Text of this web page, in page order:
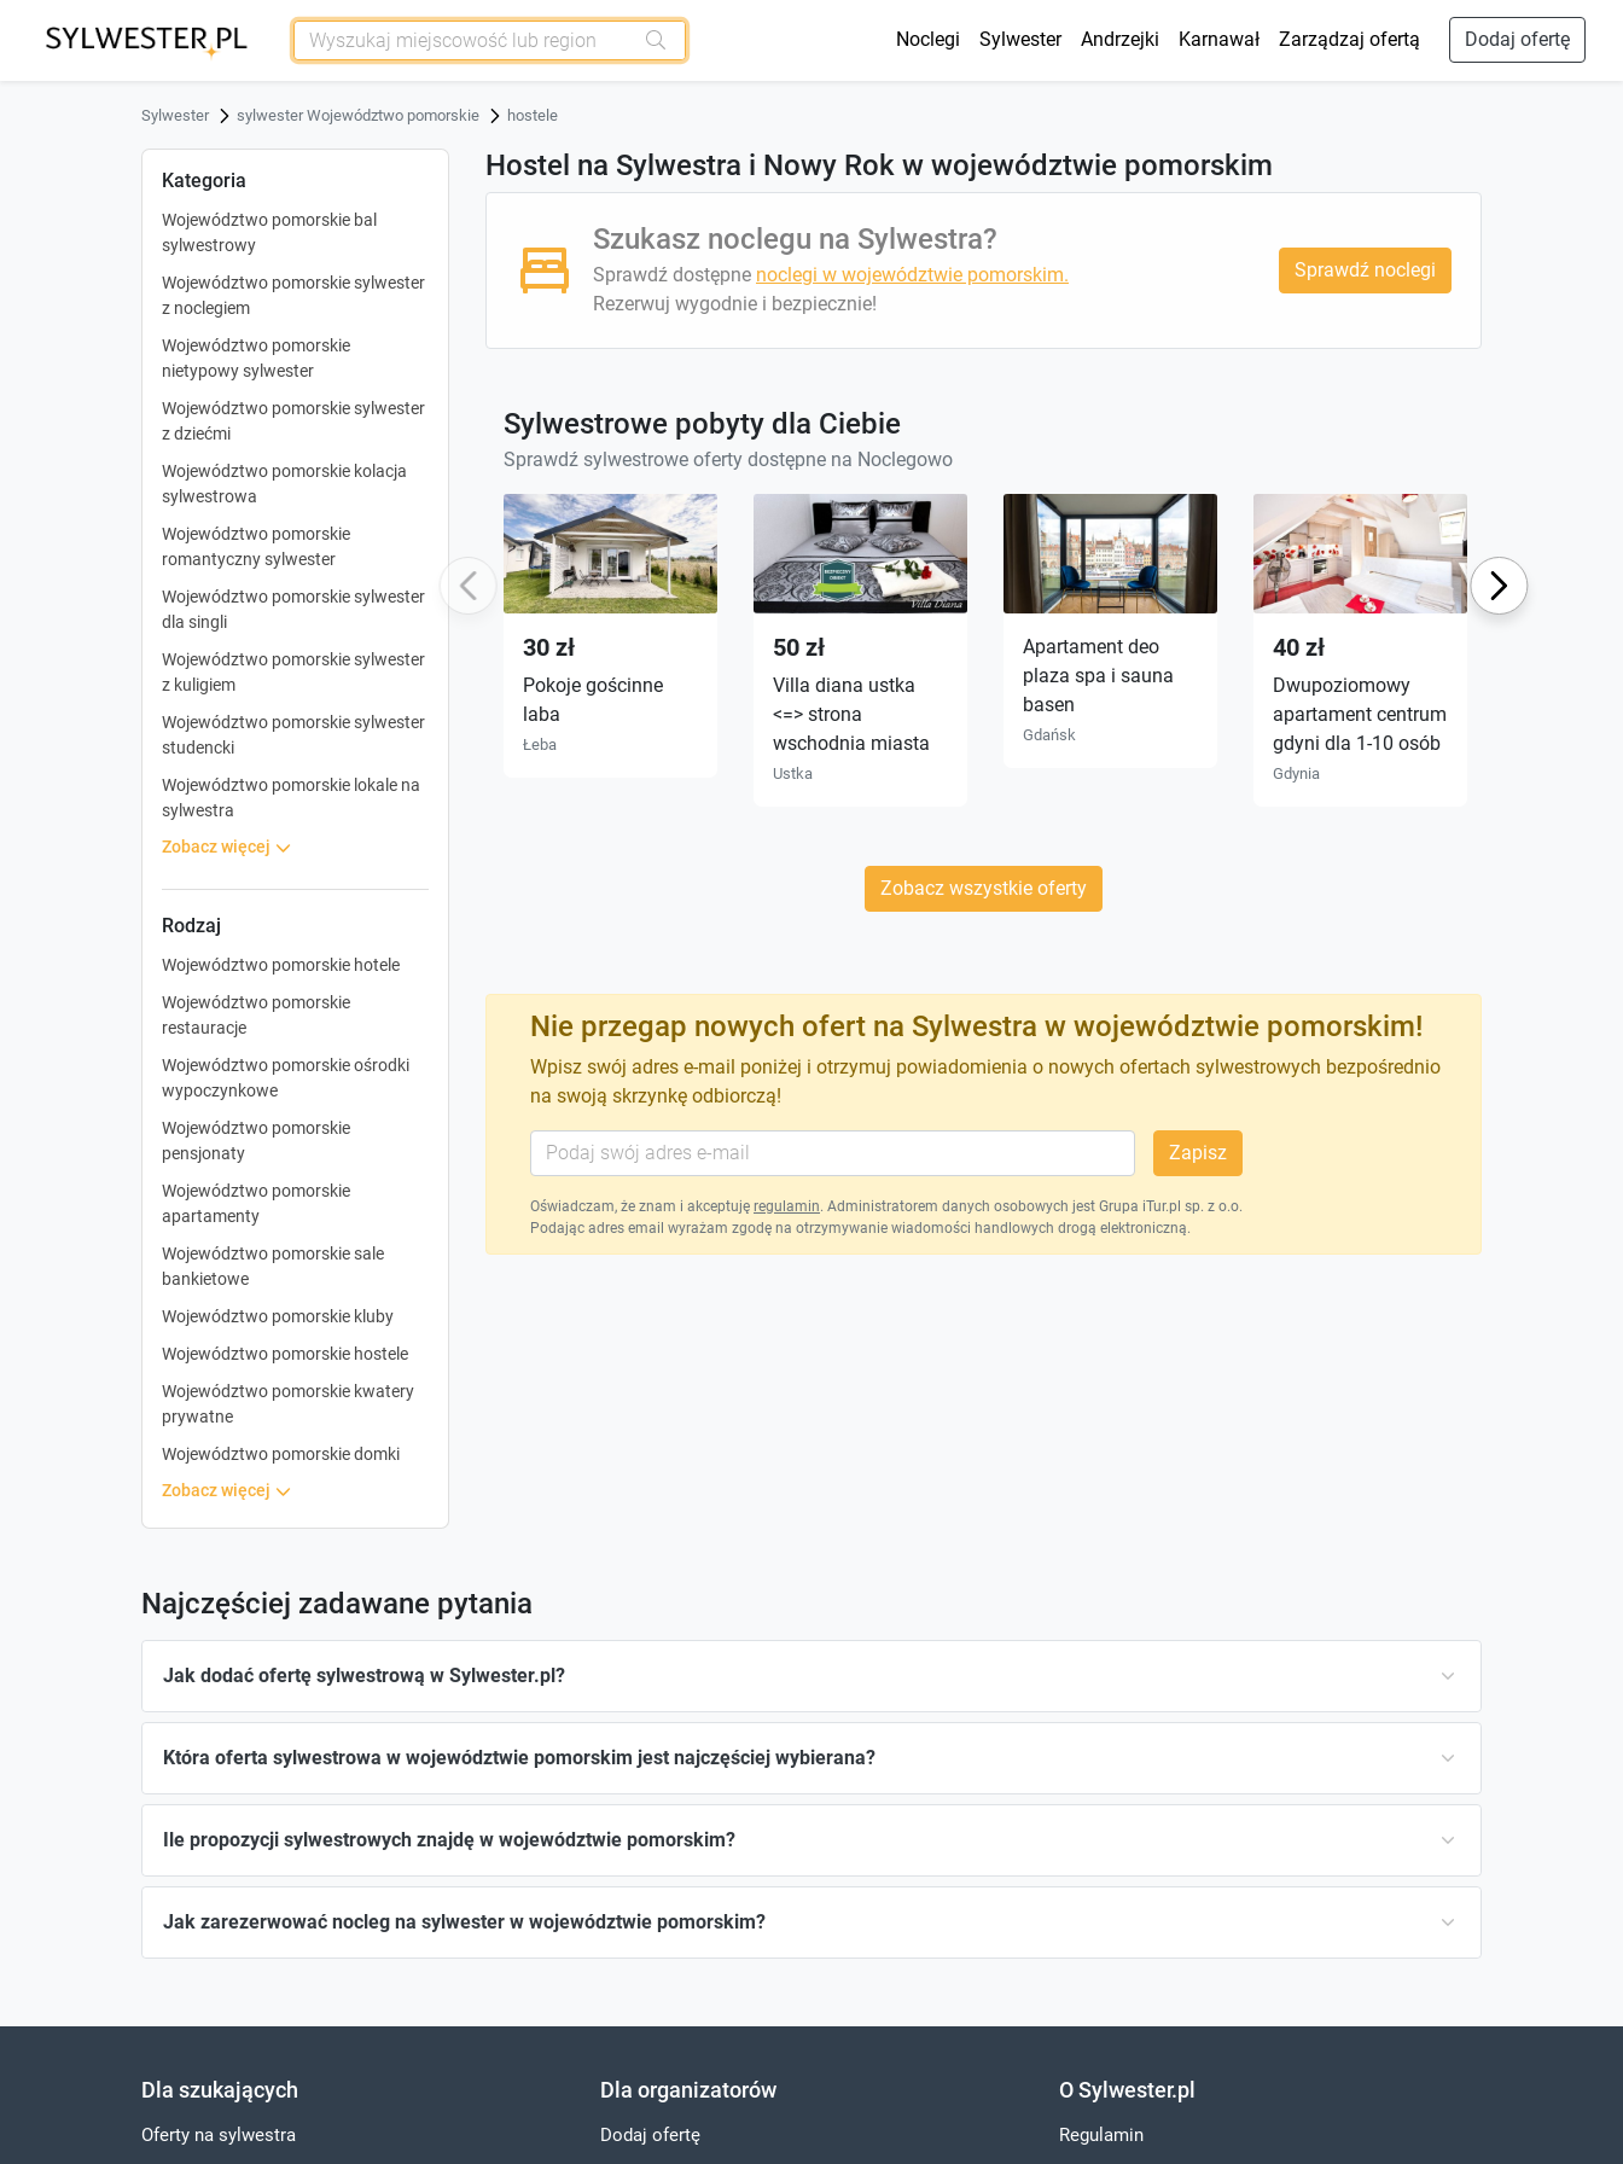
Noclegi Sylwester Andrzejki Karnawał Zarządzaj ofertą Dodaj ofertę
Sylwester sylwester Województwo pomorskie hostele
Kategoria
Województwo pomorskie bal
sylwestrowy
Województwo pomorskie sylwester
z noclegiem
Województwo pomorskie
nietypowy sylwester
Województwo pomorskie sylwester
z dziećmi
Województwo pomorskie kolacja
sylwestrowa
Województwo pomorskie
romantyczny sylwester
Województwo pomorskie sylwester
dla singli
Województwo pomorskie sylwester
z kuligiem
Województwo pomorskie sylwester
studencki
Województwo pomorskie lokale na
sylwestra
zobacz więcej
Rodzaj
Województwo pomorskie hotele
Województwo pomorskie
restauracje
Województwo pomorskie ośrodki
wypoczynkowe
Województwo pomorskie
pensjonaty
Województwo pomorskie
apartamenty
Województwo pomorskie sale
bankietowe
Województwo pomorskie kluby
Województwo pomorskie hostele
Województwo pomorskie kwatery
prywatne
Województwo pomorskie domki
zobacz więcej
Hostel na Sylwestra i Nowy Rok w województwie pomorskim
Szukasz noclegu na Sylwestra?
Sprawdź dostępne noclegi w województwie pomorskim.
Rezerwuj wygodnie i bezpiecznie!
Sprawdź noclegi
Sylwestrowe pobyty dla Ciebie
Sprawdź sylwestrowe oferty dostępne na Noclegowo
Previous
30 zł
Pokoje gościnne
laba
Łeba
50 zł
Villa diana ustka
<=> strona
wschodnia miasta
Ustka
Apartament deo
plaza spa i sauna
basen
Gdańsk
40 zł
Dwupoziomowy
apartament centrum
gdyni dla 1-10 osób
Gdynia
Next
Zobacz wszystkie oferty
Nie przegap nowych ofert na Sylwestra w województwie pomorskim!
Wpisz swój adres e-mail poniżej i otrzymuj powiadomienia o nowych ofertach sylwestrowych bezpośrednio
na swoją skrzynkę odbiorczą!
Zapisz
Oświadczam, że znam i akceptuję regulamin. Administratorem danych osobowych jest Grupa iTur.pl sp. z o.o.
Podając adres email wyrażam zgodę na otrzymywanie wiadomości handlowych drogą elektroniczną.
Najczęściej zadawane pytania
Jak dodać ofertę sylwestrową w Sylwester.pl?
Która oferta sylwestrowa w województwie pomorskim jest najczęściej wybierana?
Ile propozycji sylwestrowych znajdę w województwie pomorskim?
Jak zarezerwować nocleg na sylwester w województwie pomorskim?
Dla szukających
Oferty na sylwestra
Dla organizatorów
Dodaj ofertę
O Sylwester.pl
Regulamin